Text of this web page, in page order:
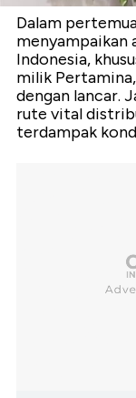
Dalam
menyampaikan
Indonesia,
milik
dengan lancar.
rute vital
terdampak